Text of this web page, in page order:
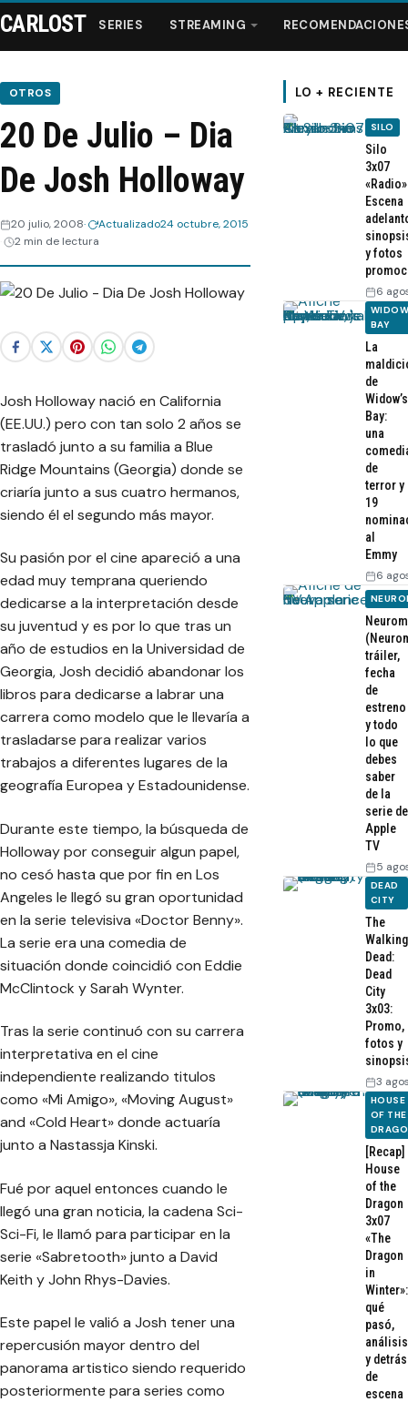
Series
Streaming
Recomendaciones
Videos
Webisodios
CARLOST SERIES STREAMING
OTROS
20 De Julio – Dia
De Josh Holloway
20 julio, 2008 Actualizado24 octubre, 2015
2 min de lectura
Josh Holloway nació en California
(EE.UU.) pero con tan solo 2 años se
trasladó junto a su familia a Blue
Ridge Mountains (Georgia) donde se
criaría junto a sus cuatro hermanos,
siendo él el segundo más mayor.
Su pasión por el cine apareció a una
edad muy temprana queriendo
dedicarse a la interpretación desde
su juventud y es por lo que tras un
año de estudios en la Universidad de
Georgia, Josh decidió abandonar los
libros para dedicarse a labrar una
carrera como modelo que le llevaría a
trasladarse para realizar varios
trabajos a diferentes lugares de la
geografía Europea y Estadounidense.
Durante este tiempo, la búsqueda de
Holloway por conseguir algun papel,
no cesó hasta que por fin en Los
Angeles le llegó su gran oportunidad
en la serie televisiva «Doctor Benny».
La serie era una comedia de
situación donde coincidió con Eddie
McClintock y Sarah Wynter.
Tras la serie continuó con su carrera
interpretativa en el cine
independiente realizando titulos
como «Mi Amigo», «Moving August»
and «Cold Heart» donde actuaría
junto a Nastassja Kinski.
Fué por aquel entonces cuando le
llegó una gran noticia, la cadena Sci-
Sci-Fi, le llamó para participar en la
serie «Sabretooth» junto a David
Keith y John Rhys-Davies.
Este papel le valió a Josh tener una
repercusión mayor dentro del
panorama artistico siendo requerido
posteriormente para series como
LO + RECIENTE
SILO
Silo
3x07
Escena
y fotos
6
BAY
La
de
Widow’s
Bay:
una
de
terror y
19
al
Emmy
6
tráiler,
fecha
de
estreno
y todo
lo que
debes
saber
de la
serie de
Apple
TV
5
DEAD
CITY
The
Walking
Dead:
Dead
City
3x03:
Promo,
fotos y
3
HOUSE
OF THE
[Recap]
House
of the
Dragon
3x07
«The
Dragon
in
Winter»:
qué
pasó,
análisis
y detrás
de
escena